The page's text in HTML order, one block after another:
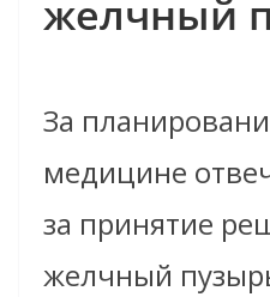
желчный
За
медицине
за принятие
желчный